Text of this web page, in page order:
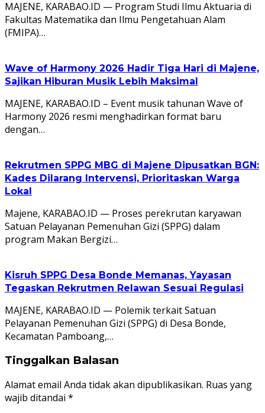
MAJENE, KARABAO.ID — Program Studi Ilmu Aktuaria di
Fakultas Matematika dan Ilmu Pengetahuan Alam
(FMIPA)…
Wave of Harmony 2026 Hadir Tiga Hari di Majene,
Sajikan Hiburan Musik Lebih Maksimal
MAJENE, KARABAO.ID – Event musik tahunan Wave of
Harmony 2026 resmi menghadirkan format baru
dengan…
Rekrutmen SPPG MBG di Majene Dipusatkan BGN:
Kades Dilarang Intervensi, Prioritaskan Warga
Lokal
Majene, KARABAO.ID — Proses perekrutan karyawan
Satuan Pelayanan Pemenuhan Gizi (SPPG) dalam
program Makan Bergizi…
Kisruh SPPG Desa Bonde Memanas, Yayasan
Tegaskan Rekrutmen Relawan Sesuai Regulasi
MAJENE, KARABAO.ID — Polemik terkait Satuan
Pelayanan Pemenuhan Gizi (SPPG) di Desa Bonde,
Kecamatan Pamboang,…
Tinggalkan Balasan
Alamat email Anda tidak akan dipublikasikan. Ruas yang
wajib ditandai *